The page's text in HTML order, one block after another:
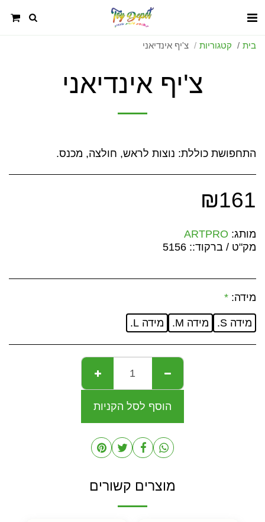
בית קטגוריות צ'יף אינדיאני
צ'יף אינדיאני
התחפושת כוללת: נוצות לראש, חולצה, מכנס.
₪161
מותג: ARTPRO
מק"ט / ברקוד:: 5156
מידה: *
מידה S. מידה M. מידה L.
הוסף לסל הקניות
מוצרים קשורים